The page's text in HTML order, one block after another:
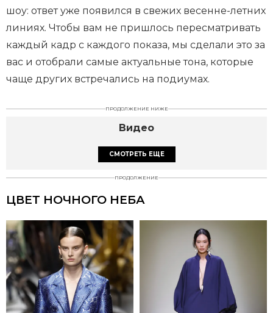
шоу: ответ уже появился в свежих весенне-летних
линиях. Чтобы вам не пришлось пересматривать
каждый кадр с каждого показа, мы сделали это за
вас и отобрали самые актуальные тона, которые
чаще других встречались на подиумах.
ПРОДОЛЖЕНИЕ НИЖЕ
Видео
СМОТРЕТЬ ЕЩЕ
ПРОДОЛЖЕНИЕ
ЦВЕТ НОЧНОГО НЕБА